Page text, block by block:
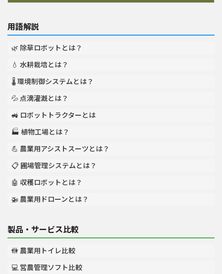
用語解説
🌿 除草ロボットとは？
💧 水耕栽培とは？
🌡️ 環境制御システムとは？
💦 点滴灌漑とは？
🚜 ロボットトラクターとは
🏭 植物工場とは？
💪 農業用アシストスーツとは？
📋 圃場管理システムとは？
🤖 収穫ロボットとは？
🚁 農業用ドローンとは？
製品・サービス比較
🚻 農業用トイレ比較
💻 営農管理ソフト比較